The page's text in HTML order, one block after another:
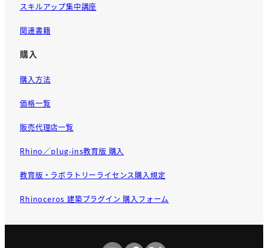
スキルアップ集中講座
関連書籍
購入
購入方法
価格一覧
販売代理店一覧
Rhino／plug-ins教育版 購入
教育版・ラボラトリーライセンス購入規定
Rhinoceros 建築プラグイン 購入フォーム